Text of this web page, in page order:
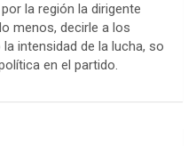
la región la dirigente
menos, decirle a los
intensidad de la lucha, so
en el partido.